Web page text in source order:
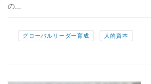
の...
グローバルリーダー育成 人的資本